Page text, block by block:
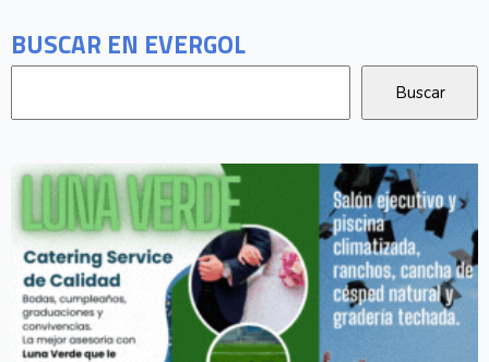
BUSCAR EN EVERGOL